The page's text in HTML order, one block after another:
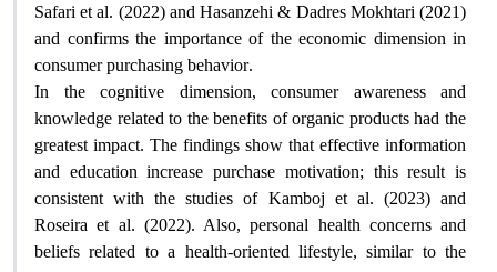
Safari et al. (2022) and Hasanzehi & Dadres Mokhtari (2021)
and confirms the importance of the economic dimension in
consumer purchasing behavior.
In the cognitive dimension, consumer awareness and
knowledge related to the benefits of organic products had the
greatest impact. The findings show that effective information
and education increase purchase motivation; this result is
consistent with the studies of Kamboj et al. (2023) and
Roseira et al. (2022). Also, personal health concerns and
beliefs related to a health-oriented lifestyle, similar to the